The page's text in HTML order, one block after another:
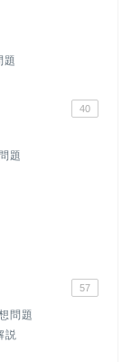
題
40
題
57
問題
説